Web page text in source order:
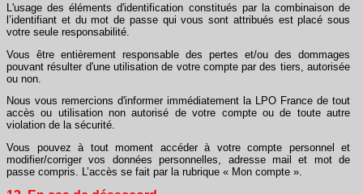
L'usage des éléments d'identification constitués par la combinaison de
l’identifiant et du mot de passe qui vous sont attribués est placé sous
votre seule responsabilité.
Vous être entièrement responsable des pertes et/ou des dommages
pouvant résulter d'une utilisation de votre compte par des tiers, autorisée
ou non.
Nous vous remercions d'informer immédiatement la LPO France de tout
accès ou utilisation non autorisé de votre compte ou de toute autre
violation de la sécurité.
Vous pouvez à tout moment accéder à votre compte personnel et
modifier/corriger vos données personnelles, adresse mail et mot de
passe compris. L’accès se fait par la rubrique « Mon compte ».